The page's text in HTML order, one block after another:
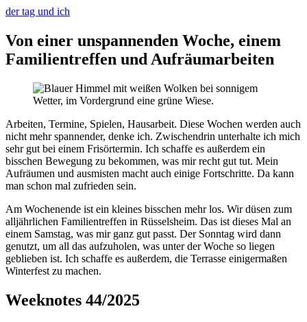
der tag und ich
Von einer unspannenden Woche, einem
Familientreffen und Aufräumarbeiten
Arbeiten, Termine, Spielen, Hausarbeit. Diese Wochen werden auch
nicht mehr spannender, denke ich. Zwischendrin unterhalte ich mich
sehr gut bei einem Frisörtermin. Ich schaffe es außerdem ein
bisschen Bewegung zu bekommen, was mir recht gut tut. Mein
Aufräumen und ausmisten macht auch einige Fortschritte. Da kann
man schon mal zufrieden sein.
Am Wochenende ist ein kleines bisschen mehr los. Wir düsen zum
alljährlichen Familientreffen in Rüsselsheim. Das ist dieses Mal an
einem Samstag, was mir ganz gut passt. Der Sonntag wird dann
genutzt, um all das aufzuholen, was unter der Woche so liegen
geblieben ist. Ich schaffe es außerdem, die Terrasse einigermaßen
Winterfest zu machen.
Weeknotes 44/2025